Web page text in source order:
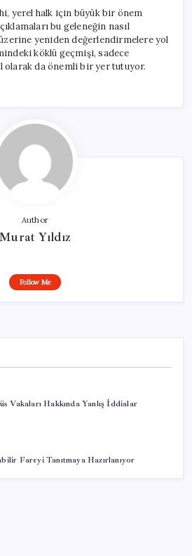
yerel halk için büyük bir önem
bu geleneğin nasıl
yeniden değerlendirmelere yol
köklü geçmişi, sadece
olarak da önemli bir yer tutuyor.
Author
Murat Yıldız
Follow Me
Vakaları Hakkında Yanlış İddialar
Fareyi Tanıtmaya Hazırlanıyor